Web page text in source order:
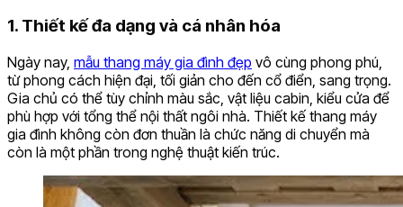
1. Thiết kế đa dạng và cá nhân hóa
Ngày nay, mẫu thang máy gia đình đẹp vô cùng phong phú,
từ phong cách hiện đại, tối giản cho đến cổ điển, sang trọng.
Gia chủ có thể tùy chỉnh màu sắc, vật liệu cabin, kiểu cửa để
phù hợp với tổng thể nội thất ngôi nhà. Thiết kế thang máy
gia đình không còn đơn thuần là chức năng di chuyển mà
còn là một phần trong nghệ thuật kiến trúc.